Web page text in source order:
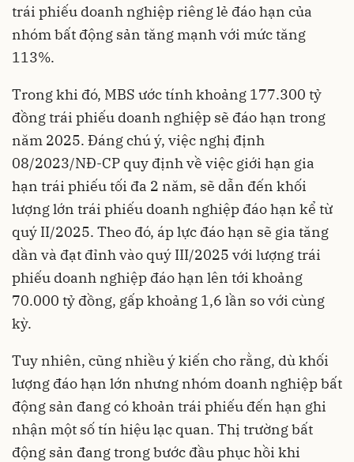
trái phiếu doanh nghiệp riêng lẻ đáo hạn của
nhóm bất động sản tăng mạnh với mức tăng
113%.
Trong khi đó, MBS ước tính khoảng 177.300 tỷ
đồng trái phiếu doanh nghiệp sẽ đáo hạn trong
năm 2025. Đáng chú ý, việc nghị định
08/2023/NĐ-CP quy định về việc giới hạn gia
hạn trái phiếu tối đa 2 năm, sẽ dẫn đến khối
lượng lớn trái phiếu doanh nghiệp đáo hạn kể từ
quý II/2025. Theo đó, áp lực đáo hạn sẽ gia tăng
dần và đạt đỉnh vào quý III/2025 với lượng trái
phiếu doanh nghiệp đáo hạn lên tới khoảng
70.000 tỷ đồng, gấp khoảng 1,6 lần so với cùng
kỳ.
Tuy nhiên, cũng nhiều ý kiến cho rằng, dù khối
lượng đáo hạn lớn nhưng nhóm doanh nghiệp bất
động sản đang có khoản trái phiếu đến hạn ghi
nhận một số tín hiệu lạc quan. Thị trường bất
động sản đang trong bước đầu phục hồi khi